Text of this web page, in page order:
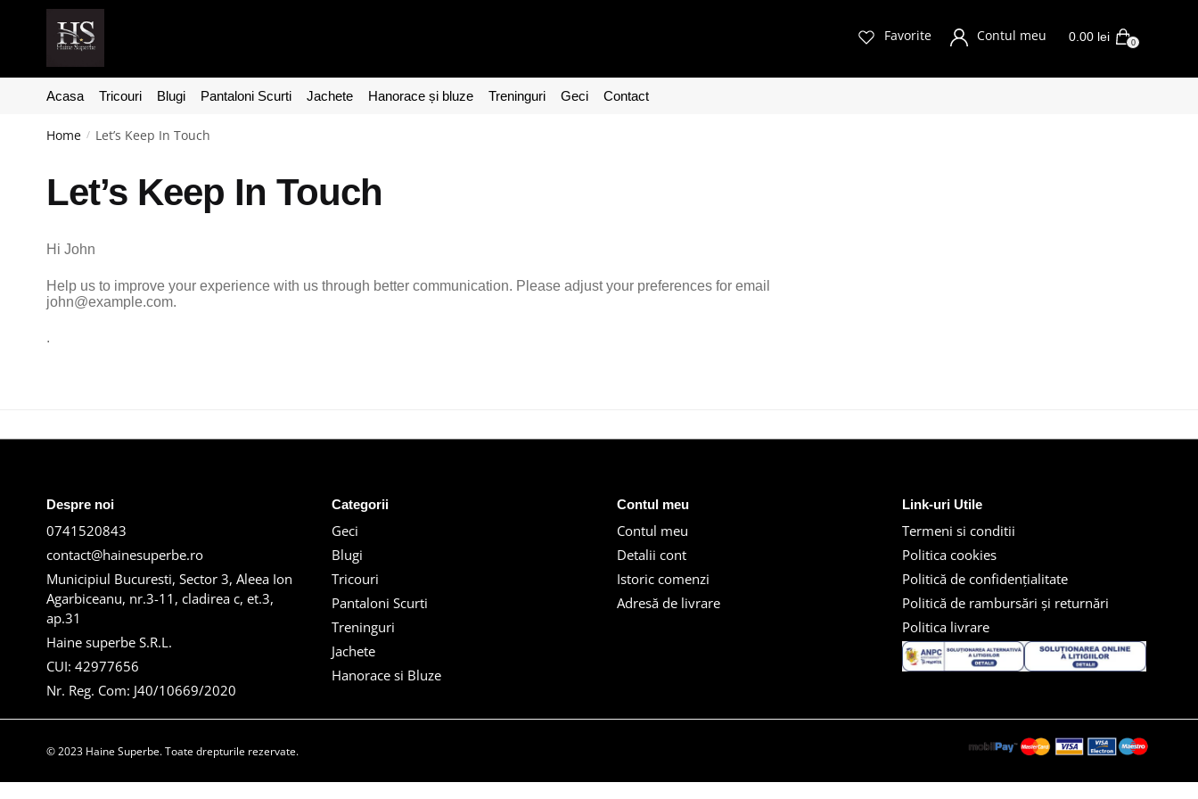
Favorite Contul meu 0.00 lei 0
Acasa Tricouri Blugi Pantaloni Scurti Jachete Hanorace și bluze Treninguri Geci Contact
Home / Let’s Keep In Touch
Let’s Keep In Touch
Hi John
Help us to improve your experience with us through better communication. Please adjust your preferences for email
john@example.com.
.
Despre noi
0741520843
contact@hainesuperbe.ro
Municipiul Bucuresti, Sector 3, Aleea Ion
Agarbiceanu, nr.3-11, cladirea c, et.3,
ap.31
Haine superbe S.R.L.
CUI: 42977656
Nr. Reg. Com: J40/10669/2020
Categorii
Geci
Blugi
Tricouri
Pantaloni Scurti
Treninguri
Jachete
Hanorace si Bluze
Contul meu
Contul meu
Detalii cont
Istoric comenzi
Adresă de livrare
Link-uri Utile
Termeni si conditii
Politica cookies
Politică de confidențialitate
Politică de rambursări și returnări
Politica livrare
© 2023 Haine Superbe. Toate drepturile rezervate.